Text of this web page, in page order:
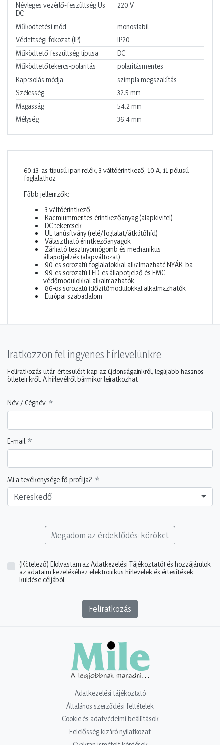
Névleges vezérlő-feszültség Us
DC
220 V
Működtetési mód
monostabil
Védettségi fokozat (IP)
IP20
Működtető feszültség típusa
DC
Működtetőtekercs-polaritás
polaritásmentes
Kapcsolás módja
szimpla megszakítás
Szélesség
32.5 mm
Magasság
54.2 mm
Mélység
36.4 mm
60.13-as típusú ipari relék, 3 váltóérintkező, 10 A, 11 pólusú
foglalathoz.
Főbb jellemzők:
3 váltóérintkező
Kadmiummentes érintkezőanyag (alapkivitel)
DC tekercsek
UL tanúsítvány (relé/foglalat/átkötőhíd)
Választható érintkezőanyagok
Zárható tesztnyomógomb és mechanikus
állapotjelzés (alapváltozat)
90-es sorozatú foglalatokkal alkalmazható NYÁK-ba
99-es sorozatú LED-es állapotjelző és EMC
védőmodulokkal alkalmazhatók
86-os sorozatú időzítőmodulokkal alkalmazhatók
Európai szabadalom
Iratkozzon fel ingyenes hírlevelünkre
Feliratkozás után értesülést kap az újdonságainkról, legújabb hasznos
ötleteinkről. A hírlevélről bármikor leiratkozhat.
Név / Cégnév
E-mail
Mi a tevékenysége fő profilja?
Kereskedő
Megadom az érdeklődési köröket
(Kötelező) Elolvastam az Adatkezelési Tájékoztatót és hozzájárulok
az adataim kezeléséhez elektronikus hírlevelek és értesítések
küldése céljából.
Feliratkozás
Adatkezelési tájékoztató
Általános szerződési feltételek
Cookie és adatvédelmi beállítások
Felelősség kizáró nyilatkozat